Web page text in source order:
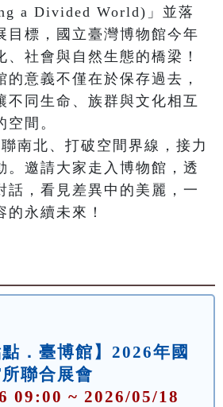
a Divided World)」並落
目標，國立臺灣博物館今年
、社會與自然生態的橋梁！
的意義不僅在於保存過去，
不同生命、族群與文化相互
間。
南北、打破空間界線，接力
。邀請大家走入博物館，透
話，看見差異中的美麗，一
永續未來！
點．臺博館】2026年國
聯合展會
09:00 ~ 2026/05/18